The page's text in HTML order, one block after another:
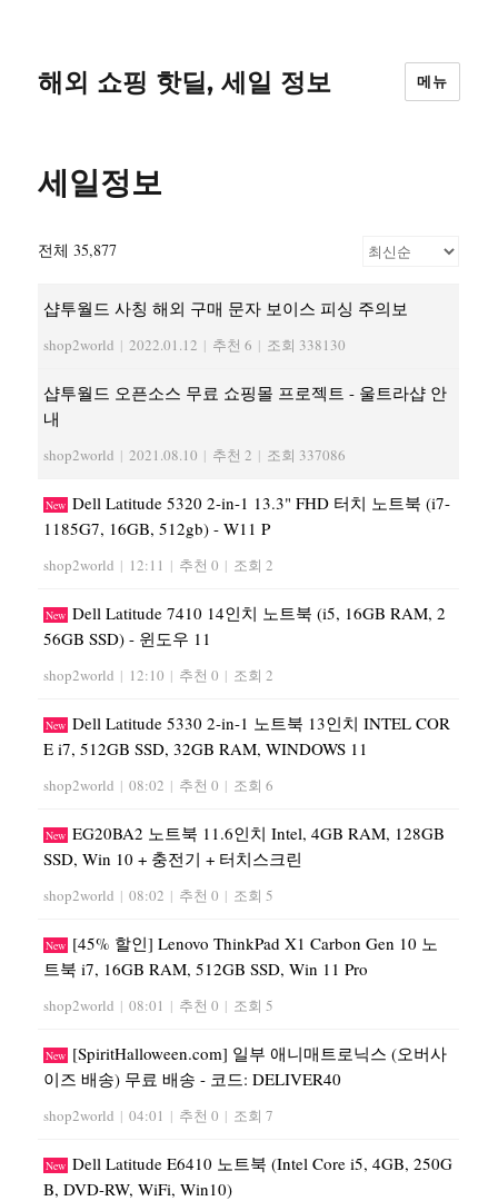
해외 쇼핑 핫딜, 세일 정보 메뉴
세일정보
전체 35,877
샵투월드 사칭 해외 구매 문자 보이스 피싱 주의보
shop2world | 2022.01.12 | 추천 6 | 조회 338130
샵투월드 오픈소스 무료 쇼핑몰 프로젝트 - 울트라샵 안
내
shop2world | 2021.08.10 | 추천 2 | 조회 337086
New Dell Latitude 5320 2-in-1 13.3" FHD 터치 노트북 (i7-
1185G7, 16GB, 512gb) - W11 P
shop2world | 12:11 | 추천 0 | 조회 2
New Dell Latitude 7410 14인치 노트북 (i5, 16GB RAM, 2
56GB SSD) - 윈도우 11
shop2world | 12:10 | 추천 0 | 조회 2
New Dell Latitude 5330 2-in-1 노트북 13인치 INTEL COR
E i7, 512GB SSD, 32GB RAM, WINDOWS 11
shop2world | 08:02 | 추천 0 | 조회 6
New EG20BA2 노트북 11.6인치 Intel, 4GB RAM, 128GB
SSD, Win 10 + 충전기 + 터치스크린
shop2world | 08:02 | 추천 0 | 조회 5
New [45% 할인] Lenovo ThinkPad X1 Carbon Gen 10 노
트북 i7, 16GB RAM, 512GB SSD, Win 11 Pro
shop2world | 08:01 | 추천 0 | 조회 5
New [SpiritHalloween.com] 일부 애니매트로닉스 (오버사
이즈 배송) 무료 배송 - 코드: DELIVER40
shop2world | 04:01 | 추천 0 | 조회 7
New Dell Latitude E6410 노트북 (Intel Core i5, 4GB, 250G
B, DVD-RW, WiFi, Win10)